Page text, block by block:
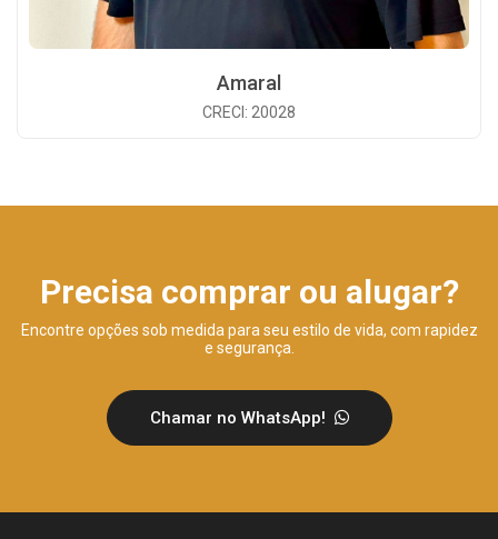
Amaral
CRECI: 20028
Precisa comprar ou alugar?
Encontre opções sob medida para seu estilo de vida, com rapidez
e segurança.
Chamar no WhatsApp!